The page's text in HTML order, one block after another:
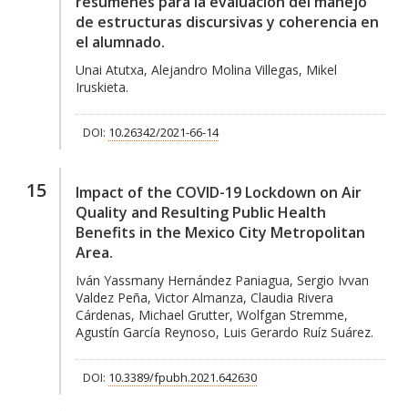
de estructuras discursivas y coherencia en
el alumnado.
Unai Atutxa, Alejandro Molina Villegas, Mikel
Iruskieta.
DOI: 10.26342/2021-66-14
15
Impact of the COVID-19 Lockdown on Air
Quality and Resulting Public Health
Benefits in the Mexico City Metropolitan
Area.
Iván Yassmany Hernández Paniagua, Sergio Ivvan
Valdez Peña, Victor Almanza, Claudia Rivera
Cárdenas, Michael Grutter, Wolfgan Stremme,
Agustín García Reynoso, Luis Gerardo Ruíz Suárez.
DOI: 10.3389/fpubh.2021.642630